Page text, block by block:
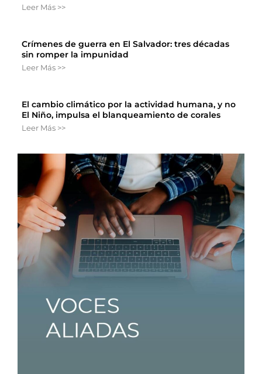
Leer Más >>
Crímenes de guerra en El Salvador: tres décadas
sin romper la impunidad
Leer Más >>
El cambio climático por la actividad humana, y no
El Niño, impulsa el blanqueamiento de corales
Leer Más >>